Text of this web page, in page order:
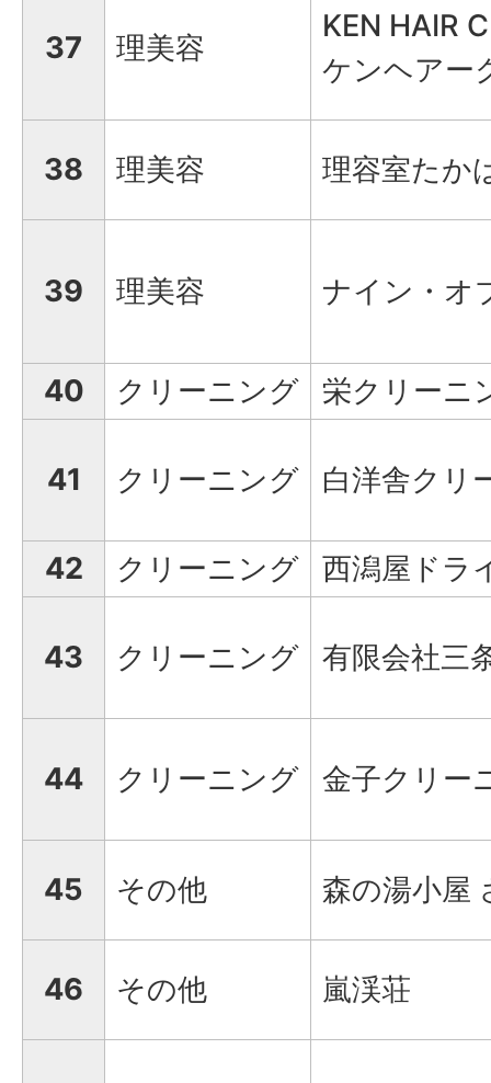
37 理美容
KEN HAIR
ケンヘアー
38 理美容 理容室たか
39 理美容 ナイン・オ
40 クリーニング 栄クリーニ
41 クリーニング 白洋舎クリ
42 クリーニング 西潟屋ドラ
43 クリーニング 有限会社三
44 クリーニング 金子クリー
45 その他 森の湯小屋
46 その他 嵐渓荘